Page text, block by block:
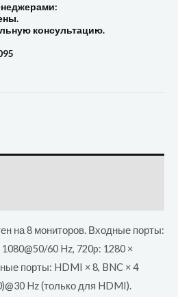
консультацию.
на 8 мониторов. Входные порты:
60 Hz, 720p: 1280 ×
порты: HDMI × 8, BNC × 4
Hz (только для HDMI).